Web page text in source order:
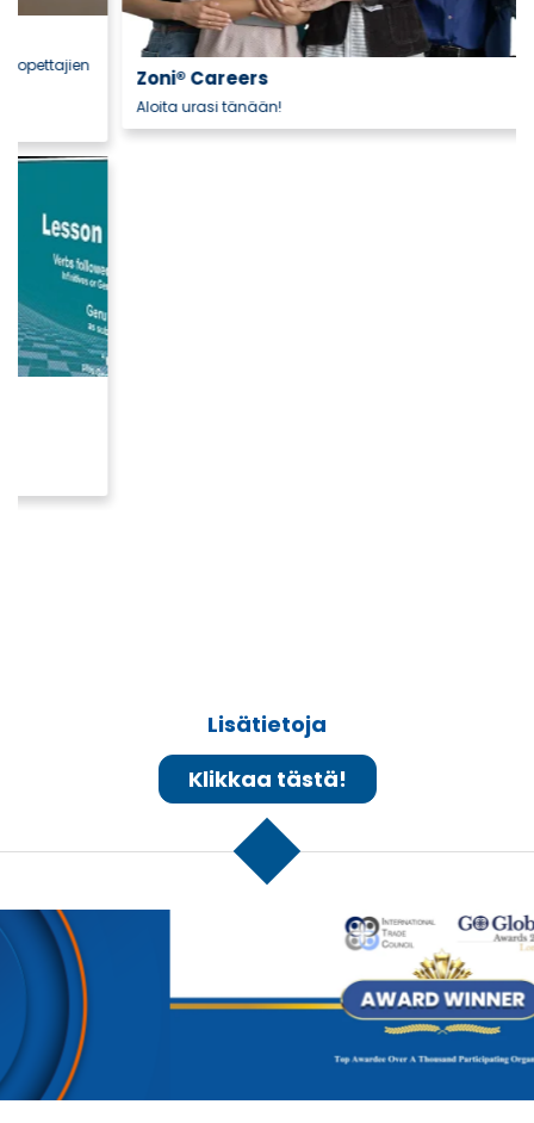
Zoni® Careers
Aloita urasi tänään!
© 2026 ZONI®. KAIKKI OIKEUDET PIDÄTETÄÄN.
ZOILO NIETO PERUSTI UNION CITYSSÄ, NJ, NEW YORKIN
METROPOLIALUEELLA VUONNA 1991.
ZONI AMERICAN HIGH SCHOOL
4123 W HILLSBOROUGH AVE
VIEW ON MAP